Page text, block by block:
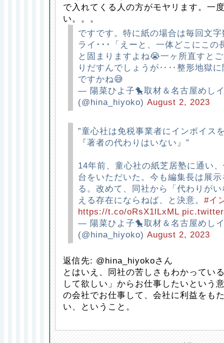
で入れてくる人の方がモヤリます。一
い。。。
ですです。特に紙の場合は毎回文
ライ･･･「えーと、一体どこにこの
と固まりますよね😭一ヶ所直すと
りだすんでしょうが‥‥整形地獄に
ですかね😅
— 陽菜ひよ子🐤取材＆名古屋めし
(@hina_hiyoko) August 2, 2023
”童心社は免税事業者にインボイス
『著者の代わりはいない』”
14年前、童心社の紙芝居塾に通い
台をいただいた。今も編集長は展
る。改めて、同社から「代わりが
える存在にならねば、と決意。 #イ
https://t.co/oRsX1lLxML
— 陽菜ひよ子🐤取材＆名古屋めし
(@hina_hiyoko) August 2, 2023
返信先: @hina_hiyokoさん
とはいえ、同社の苦しさもわかってい
して欲しい」からお仕事したいという
の会社でお仕事して、会社に利益をも
い、ということ。